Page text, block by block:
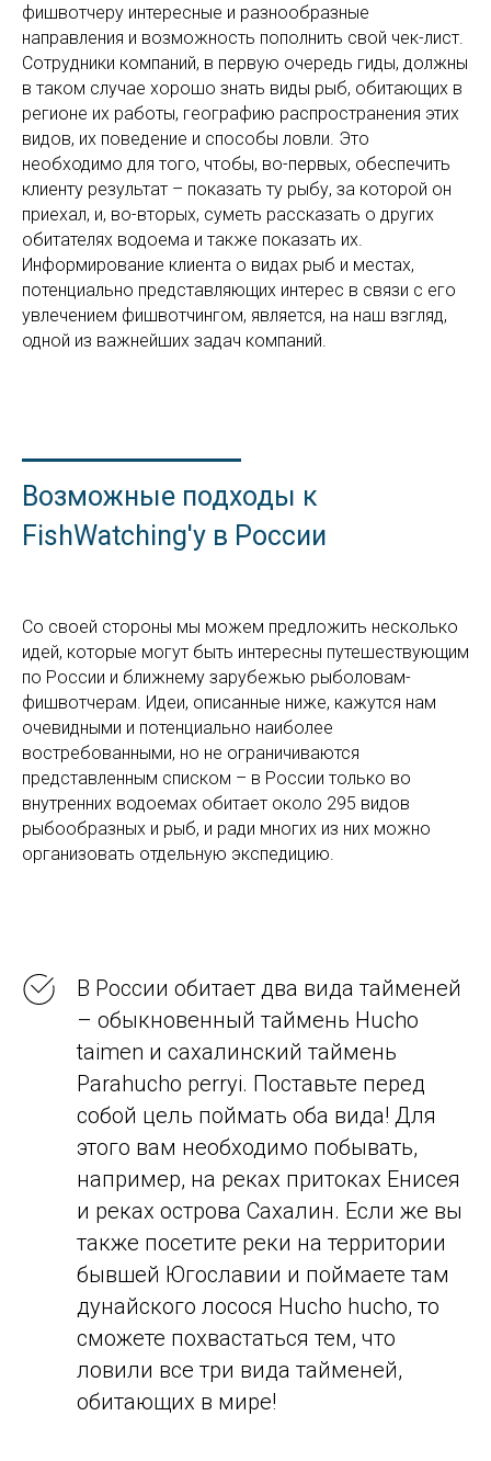
фишвотчеру интересные и разнообразные
направления и возможность пополнить свой чек-лист.
Сотрудники компаний, в первую очередь гиды, должны
в таком случае хорошо знать виды рыб, обитающих в
регионе их работы, географию распространения этих
видов, их поведение и способы ловли. Это
необходимо для того, чтобы, во-первых, обеспечить
клиенту результат – показать ту рыбу, за которой он
приехал, и, во-вторых, суметь рассказать о других
обитателях водоема и также показать их.
Информирование клиента о видах рыб и местах,
потенциально представляющих интерес в связи с его
увлечением фишвотчингом, является, на наш взгляд,
одной из важнейших задач компаний.
Возможные подходы к
FishWatching'у в России
Со своей стороны мы можем предложить несколько
идей, которые могут быть интересны путешествующим
по России и ближнему зарубежью рыболовам-
фишвотчерам. Идеи, описанные ниже, кажутся нам
очевидными и потенциально наиболее
востребованными, но не ограничиваются
представленным списком – в России только во
внутренних водоемах обитает около 295 видов
рыбообразных и рыб, и ради многих из них можно
организовать отдельную экспедицию.
В России обитает два вида тайменей
– обыкновенный таймень Hucho
taimen и сахалинский таймень
Parahucho perryi. Поставьте перед
собой цель поймать оба вида! Для
этого вам необходимо побывать,
например, на реках притоках Енисея
и реках острова Сахалин. Если же вы
также посетите реки на территории
бывшей Югославии и поймаете там
дунайского лосося Hucho hucho, то
сможете похвастаться тем, что
ловили все три вида тайменей,
обитающих в мире!